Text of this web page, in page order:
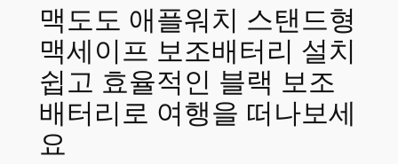
맥도도 애플워치 스탠드형
맥세이프 보조배터리 설치
쉽고 효율적인 블랙 보조
배터리로 여행을 떠나보세
요